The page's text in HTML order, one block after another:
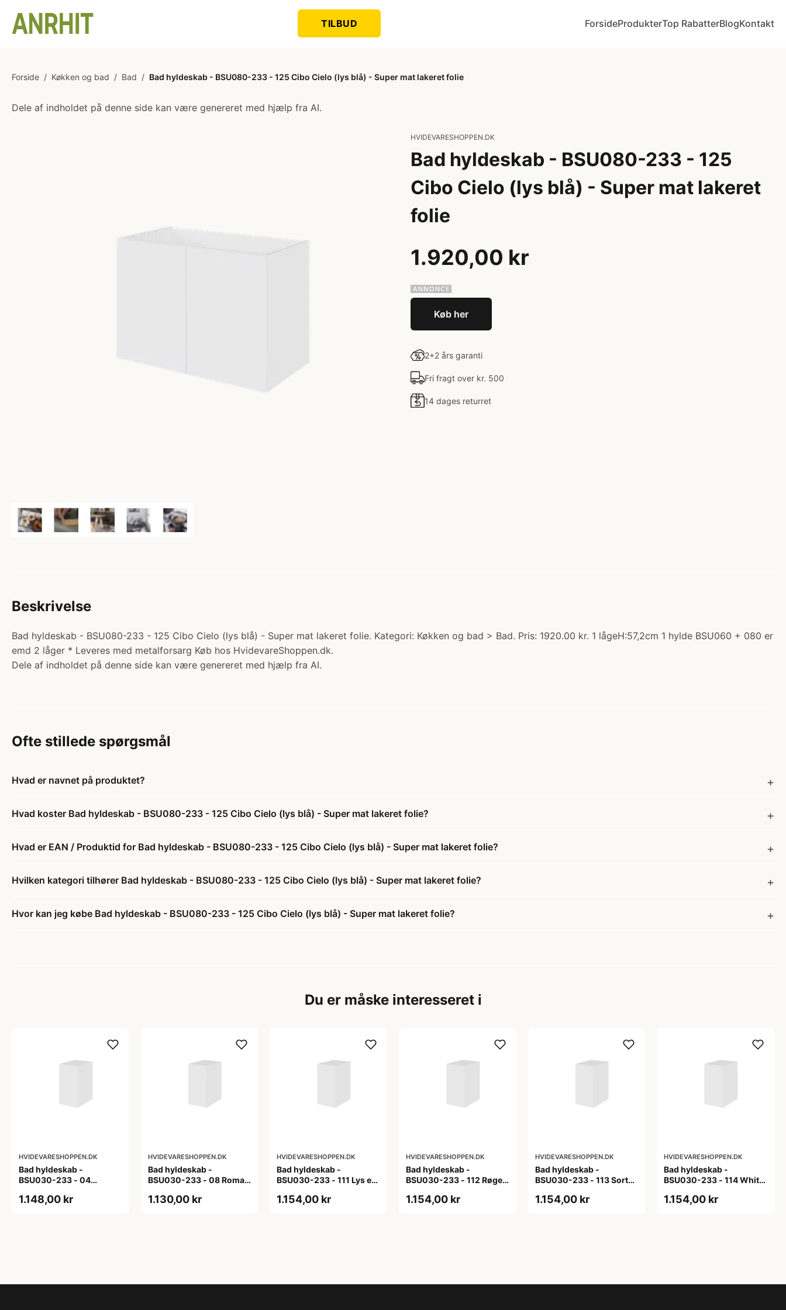
TILBUD ForsideProdukterTop RabatterBlogKontakt
Forside / Køkken og bad / Bad / Bad hyldeskab - BSU080-233 - 125 Cibo Cielo (lys blå) - Super mat lakeret folie
Dele af indholdet på denne side kan være genereret med hjælp fra AI.
HVIDEVARESHOPPEN.DK
Bad hyldeskab - BSU080-233 - 125
Cibo Cielo (lys blå) - Super mat lakeret
folie
1.920,00 kr
Køb her
2+2 års garanti
Fri fragt over kr. 500
14 dages returret
Beskrivelse
Bad hyldeskab - BSU080-233 - 125 Cibo Cielo (lys blå) - Super mat lakeret folie. Kategori: Køkken og bad > Bad. Pris: 1920.00 kr. 1 lågeH:57,2cm 1 hylde BSU060 + 080 er
emd 2 låger * Leveres med metalforsarg Køb hos HvidevareShoppen.dk.
Dele af indholdet på denne side kan være genereret med hjælp fra AI.
Ofte stillede spørgsmål
Hvad er navnet på produktet?
Hvad koster Bad hyldeskab - BSU080-233 - 125 Cibo Cielo (lys blå) - Super mat lakeret folie?
Hvad er EAN / Produktid for Bad hyldeskab - BSU080-233 - 125 Cibo Cielo (lys blå) - Super mat lakeret folie?
Hvilken kategori tilhører Bad hyldeskab - BSU080-233 - 125 Cibo Cielo (lys blå) - Super mat lakeret folie?
Hvor kan jeg købe Bad hyldeskab - BSU080-233 - 125 Cibo Cielo (lys blå) - Super mat lakeret folie?
Du er måske interesseret i
HVIDEVARESHOPPEN.DK
Bad hyldeskab -
BSU030-233 - 04
1.148,00 kr
HVIDEVARESHOPPEN.DK
Bad hyldeskab -
BSU030-233 - 08 Roma -
1.130,00 kr
HVIDEVARESHOPPEN.DK
Bad hyldeskab -
BSU030-233 - 111 Lys eg
1.154,00 kr
HVIDEVARESHOPPEN.DK
Bad hyldeskab -
BSU030-233 - 112 Røget
1.154,00 kr
HVIDEVARESHOPPEN.DK
Bad hyldeskab -
BSU030-233 - 113 Sort
1.154,00 kr
HVIDEVARESHOPPEN.DK
Bad hyldeskab -
BSU030-233 - 114 White
ABS-kant
1.154,00 kr